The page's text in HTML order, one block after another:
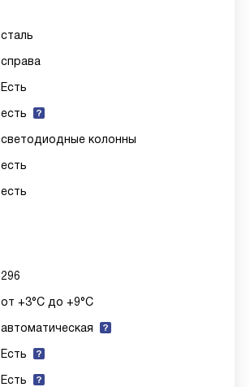
сталь
справа
Есть
есть
светодиодные колонны
есть
есть
296
от +3°C до +9°C
автоматическая
Есть
Есть